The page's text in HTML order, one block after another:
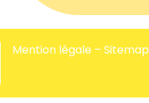
Mention légale– Sitemap